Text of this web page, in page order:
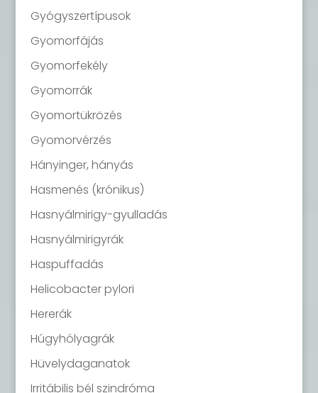
Gyógyszertípusok
Gyomorfájás
Gyomorfekély
Gyomorrák
Gyomortükrözés
Gyomorvérzés
Hányinger, hányás
Hasmenés (krónikus)
Hasnyálmirigy-gyulladás
Hasnyálmirigyrák
Haspuffadás
Helicobacter pylori
Hererák
Húgyhólyagrák
Hüvelydaganatok
Irritábilis bél szindróma